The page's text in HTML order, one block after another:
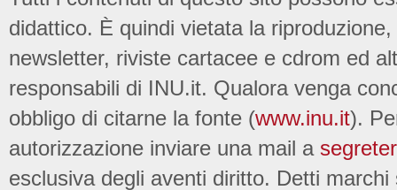
didattico. È quindi vietata la
newsletter, riviste cartacee e cdrom ed
responsabili di INU.it. Qualora venga
obbligo di citarne la fonte (www.inu.it).
autorizzazione inviare una mail a
esclusiva degli aventi diritto. Detti